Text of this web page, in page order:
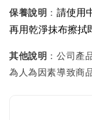
保養說明 ：請使用
再用乾淨抹布擦拭
其他說明 ：公司產
為人為因素導致商